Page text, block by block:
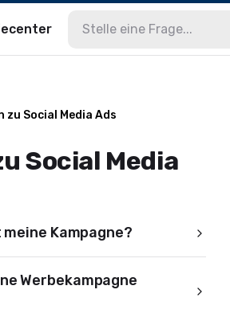
zu Social Media Ads
Social Media
Kampagne?
Werbekampagne